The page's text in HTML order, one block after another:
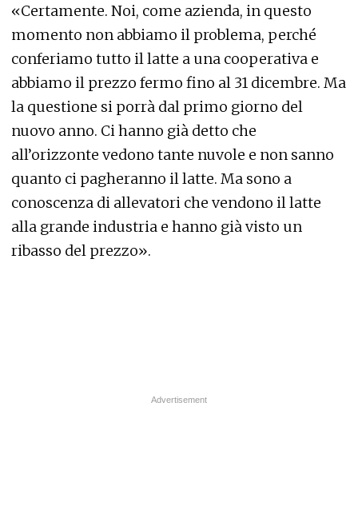
«Certamente. Noi, come azienda, in questo
momento non abbiamo il problema, perché
conferiamo tutto il latte a una cooperativa e
abbiamo il prezzo fermo fino al 31 dicembre. Ma
la questione si porrà dal primo giorno del
nuovo anno. Ci hanno già detto che
all’orizzonte vedono tante nuvole e non sanno
quanto ci pagheranno il latte. Ma sono a
conoscenza di allevatori che vendono il latte
alla grande industria e hanno già visto un
ribasso del prezzo».